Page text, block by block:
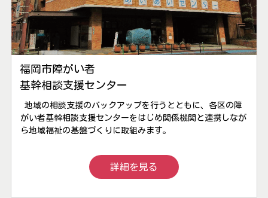
福岡市障がい者
基幹相談支援センター
地域の相談支援のバックアップを行うとともに、各区の障
がい者基幹相談支援センターをはじめ関係機関と連携しなが
ら地域福祉の基盤づくりに取組みます。
詳細を見る